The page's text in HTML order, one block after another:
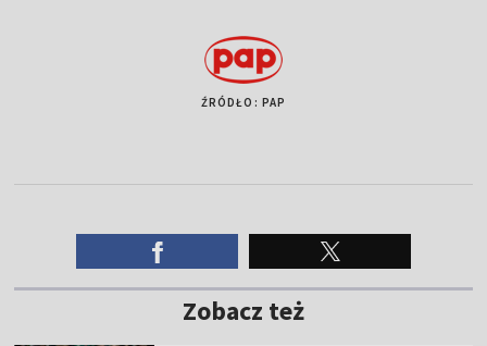
ŹRÓDŁO: PAP
Zobacz też